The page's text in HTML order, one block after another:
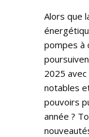
Alors que
pompes à
2025
notables
pouvoirs
année ?